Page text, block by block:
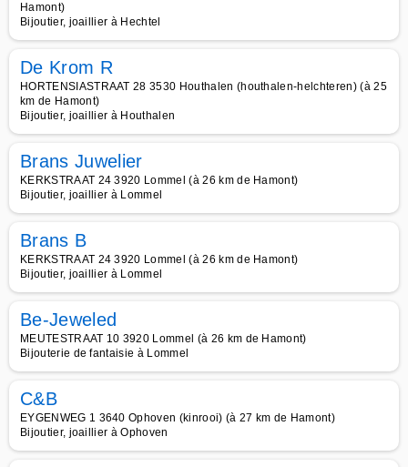
Hamont)
Bijoutier, joaillier à Hechtel
De Krom R
HORTENSIASTRAAT 28 3530 Houthalen (houthalen-helchteren) (à 25
km de Hamont)
Bijoutier, joaillier à Houthalen
Brans Juwelier
KERKSTRAAT 24 3920 Lommel (à 26 km de Hamont)
Bijoutier, joaillier à Lommel
Brans B
KERKSTRAAT 24 3920 Lommel (à 26 km de Hamont)
Bijoutier, joaillier à Lommel
Be-Jeweled
MEUTESTRAAT 10 3920 Lommel (à 26 km de Hamont)
Bijouterie de fantaisie à Lommel
C&B
EYGENWEG 1 3640 Ophoven (kinrooi) (à 27 km de Hamont)
Bijoutier, joaillier à Ophoven